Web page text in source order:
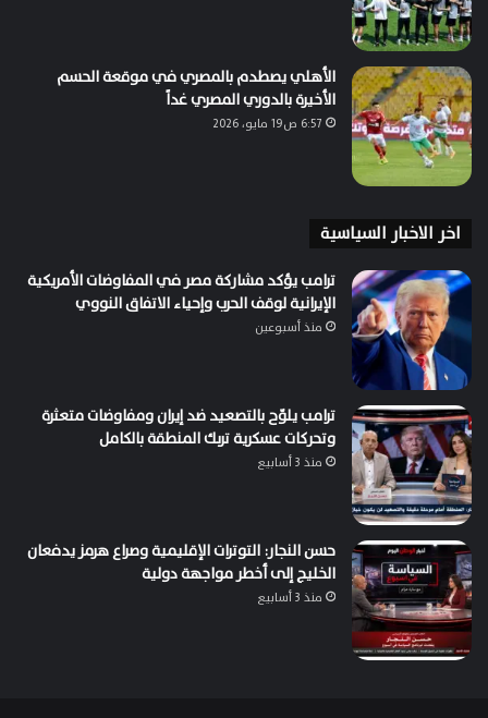
الأهلي يصطدم بالمصري في موقعة الحسم
الأخيرة بالدوري المصري غداً
6:57 ص19 مايو، 2026
اخر الاخبار السياسية
ترامب يؤكد مشاركة مصر في المفاوضات الأمريكية
الإيرانية لوقف الحرب وإحياء الاتفاق النووي
منذ أسبوعين
ترامب يلوّح بالتصعيد ضد إيران ومفاوضات متعثرة
وتحركات عسكرية تربك المنطقة بالكامل
منذ 3 أسابيع
حسن النجار: التوترات الإقليمية وصراع هرمز يدفعان
الخليج إلى أخطر مواجهة دولية
منذ 3 أسابيع